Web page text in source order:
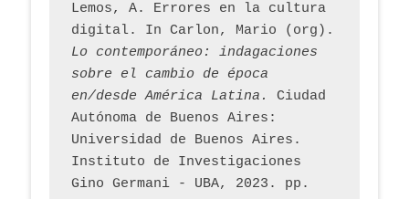
Lemos, A. Errores en la cultura
Lo contemporáneo: indagaciones
sobre el cambio de época
en/desde América Latina.
Ciudad
Autónoma de Buenos Aires:
Universidad de Buenos Aires.
Instituto de Investigaciones
Gino Germani - UBA, 2023. pp.